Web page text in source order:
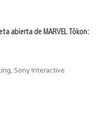
abierta de MARVEL Tōkon:
Sony Interactive